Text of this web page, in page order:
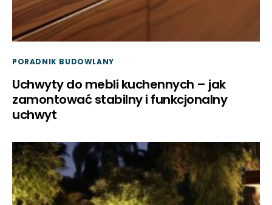
PORADNIK BUDOWLANY
Uchwyty do mebli kuchennych – jak
zamontować stabilny i funkcjonalny
uchwyt